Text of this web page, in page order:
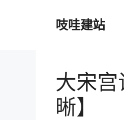
吱哇建站
大宋
晰】